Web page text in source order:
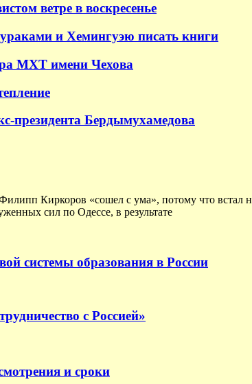
ветре в воскресенье
и Хемингуэю писать книги
МХТ имени Чехова
президента Бердымухамедова
Киркоров «сошел с ума», потому что
сил по Одессе, в результате
системы образования в России
с Россией»
и сроки